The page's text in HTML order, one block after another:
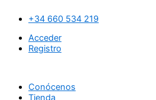
contenido
+34 660 534 219
Acceder
Registro
Conócenos
Tienda
nácar
Brescia
cantidad